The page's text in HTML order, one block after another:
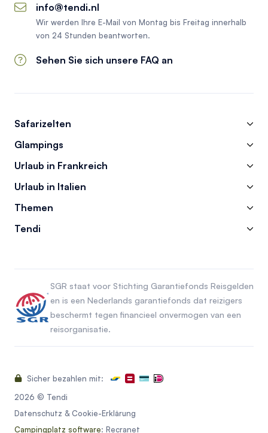
info@tendi.nl
Wir werden Ihre E-Mail von Montag bis Freitag innerhalb
von 24 Stunden beantworten.
Sehen Sie sich unsere FAQ an
Safarizelten
Glampings
Urlaub in Frankreich
Urlaub in Italien
Themen
Tendi
SGR staat voor Stichting Garantiefonds Reisgelden
en is een Nederlands garantiefonds dat reizigers
beschermt tegen financieel onvermogen van een
reisorganisatie.
2026 © Tendi
Datenschutz & Cookie-Erklärung
Sicher bezahlen mit:
Campingplatz software: Recranet